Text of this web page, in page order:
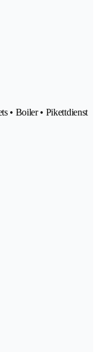
• Boiler • Pikettdienst